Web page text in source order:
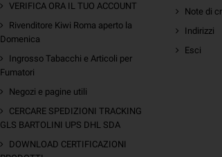
VERIFICA ORA IL TUO ACCOUNT
Rivenditore Kiwi Roma aperto la
Domenica
Ingrosso Tabacchi e Articoli per
Fumatori
Negozi e pagine utili
CERCARE SPEDIZIONI TRACKING
GLS BARTOLINI UPS DHL SDA
DOWNLOAD CERTIFICAZIONI
Note di
Indirizzi
Esci